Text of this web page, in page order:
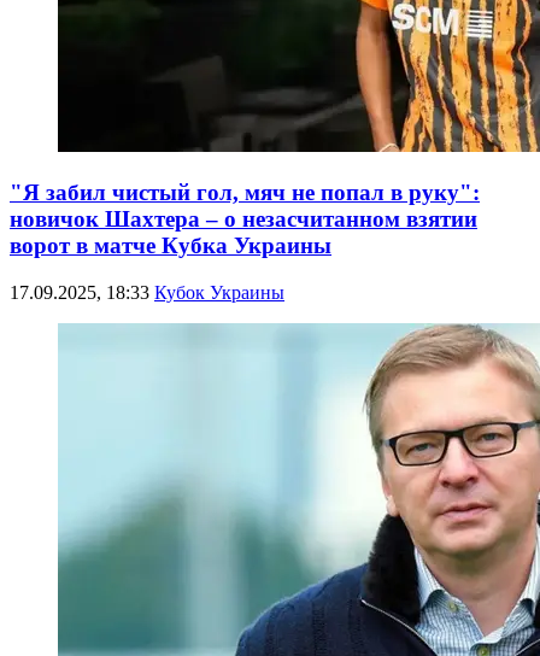
"Я забил чистый гол, мяч не попал в руку":
новичок Шахтера – о незасчитанном взятии
ворот в матче Кубка Украины
17.09.2025, 18:33 Кубок Украины